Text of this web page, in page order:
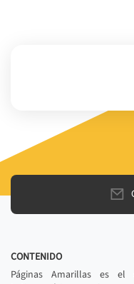
CONTENIDO
Páginas Amarillas es el